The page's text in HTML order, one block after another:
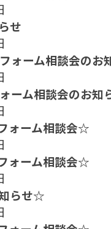
せ
ォーム相談会のお
ーム相談会のお知
ォーム相談会☆
ォーム相談会☆
らせ☆